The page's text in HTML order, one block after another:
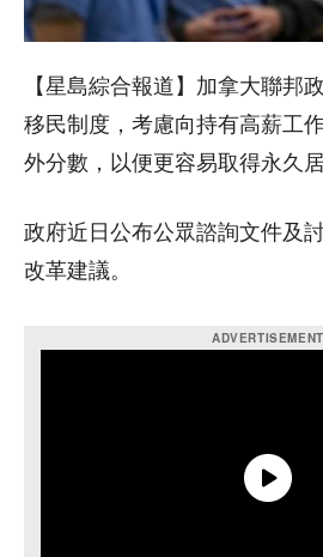
【星島綜合報道】加拿大聯邦
移民制度，考慮向持有高薪工
外分數，以便更容易取得永久居
政府近日公布公眾諮詢文件及
改革建議。